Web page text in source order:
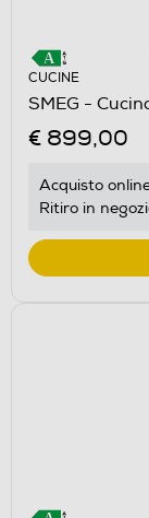
CUCINE
SMEG -
€ 899,00
Acquisto
Ritiro in